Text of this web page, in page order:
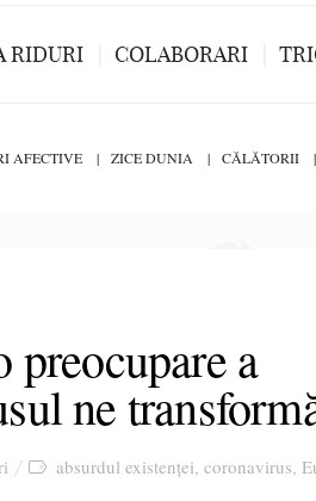
RIDURI COLABORARI
AFECTIVE ZICE DUNIA CĂLĂTORII
preocupare a
ne
absurdul existenței, coronavirus,